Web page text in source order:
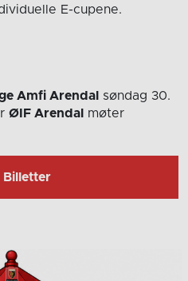
E-cupene.
Amfi Arendal
søndag 30.
ØIF Arendal
møter
Billetter